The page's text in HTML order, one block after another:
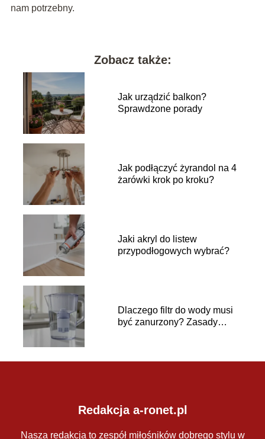
nam potrzebny.
Zobacz także:
Jak urządzić balkon?
Sprawdzone porady
Jak podłączyć żyrandol na 4
żarówki krok po kroku?
Jaki akryl do listew
przypodłogowych wybrać?
Dlaczego filtr do wody musi
być zanurzony? Zasady
Redakcja a-ronet.pl
Nasza redakcja to zespół miłośników dobrego stylu w